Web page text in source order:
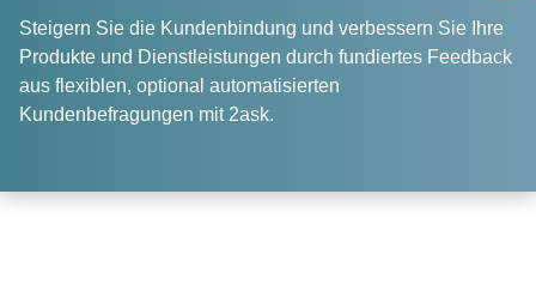
Steigern Sie die Kundenbindung und verbessern Sie Ihre
Produkte und Dienstleistungen durch fundiertes Feedback
aus flexiblen, optional automatisierten
Kundenbefragungen mit 2ask.